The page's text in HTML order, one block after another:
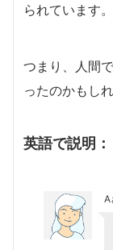
られています。
つまり、人間
ったのかもしれ
英語で説明：
A